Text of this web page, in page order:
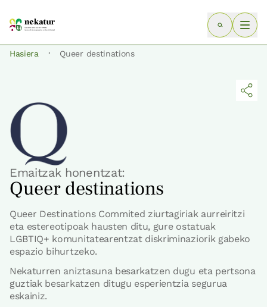
Hasiera · Queer destinations
Emaitzak honentzat:
Queer destinations
Queer Destinations Commited ziurtagiriak aurreiritzi
eta estereotipoak hausten ditu, gure ostatuak
LGBTIQ+ komunitatearentzat diskriminaziorik gabeko
espazio bihurtzeko.
Nekaturren aniztasuna besarkatzen dugu eta pertsona
guztiak besarkatzen ditugu esperientzia segurua
eskainiz.